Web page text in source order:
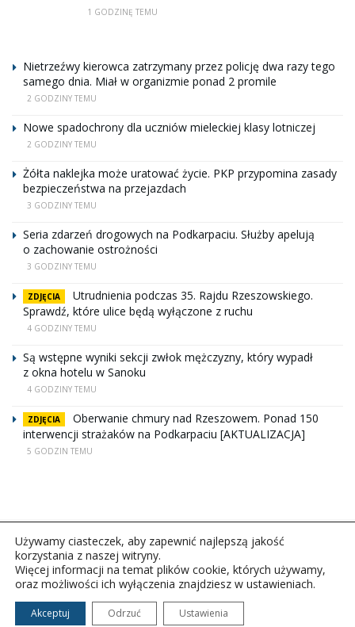
1 GODZINĘ TEMU
Nietrzeźwy kierowca zatrzymany przez policję dwa razy tego
samego dnia. Miał w organizmie ponad 2 promile
2 GODZINY TEMU
Nowe spadochrony dla uczniów mieleckiej klasy lotniczej
2 GODZINY TEMU
Żółta naklejka może uratować życie. PKP przypomina zasady
bezpieczeństwa na przejazdach
3 GODZINY TEMU
Seria zdarzeń drogowych na Podkarpaciu. Służby apelują
o zachowanie ostrożności
3 GODZINY TEMU
ZDJĘCIA
Utrudnienia podczas 35. Rajdu Rzeszowskiego.
Sprawdź, które ulice będą wyłączone z ruchu
4 GODZINY TEMU
Są wstępne wyniki sekcji zwłok mężczyzny, który wypadł
z okna hotelu w Sanoku
4 GODZINY TEMU
ZDJĘCIA
Oberwanie chmury nad Rzeszowem. Ponad 150
interwencji strażaków na Podkarpaciu [AKTUALIZACJA]
5 GODZIN TEMU
Copyright © 2026Polskie Radio Rzeszów S.A. w likwidacj.
Wszelkie prawa zastrzeżone.
Używamy ciasteczek, aby zapewnić najlepszą jakość
korzystania z naszej witryny.
Więcej informacji na temat plików cookie, których używamy,
oraz możliwości ich wyłączenia znajdziesz w ustawieniach.
Akceptuj Odrzuć Ustawienia